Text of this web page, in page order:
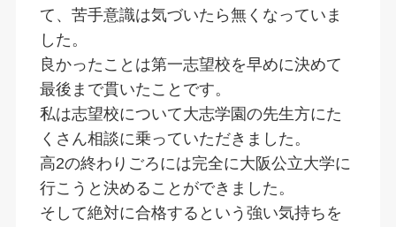
て、苦手意識は気づいたら無くなっていま
した。
良かったことは第一志望校を早めに決めて
最後まで貫いたことです。
私は志望校について大志学園の先生方にた
くさん相談に乗っていただきました。
高2の終わりごろには完全に大阪公立大学に
行こうと決めることができました。
そして絶対に合格するという強い気持ちを